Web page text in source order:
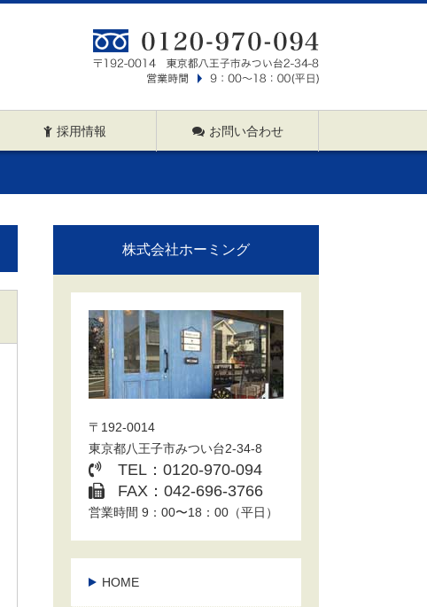
採用情報 お問い合わせ
株式会社ホーミング
〒192-0014
東京都八王子市みつい台2-34-8
TEL：0120-970-094
FAX：042-696-3766
営業時間 9：00〜18：00（平日）
HOME